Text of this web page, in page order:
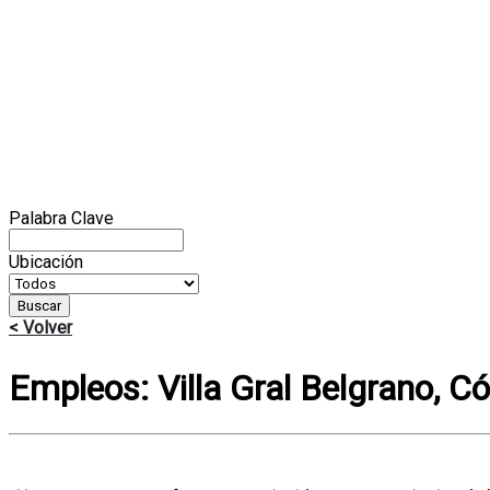
Palabra Clave
Ubicación
Buscar
< Volver
Empleos: Villa Gral Belgrano,